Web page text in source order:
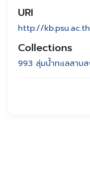
URI
http://
Collections
993 ลุ่มน้ำทะเลสาบ